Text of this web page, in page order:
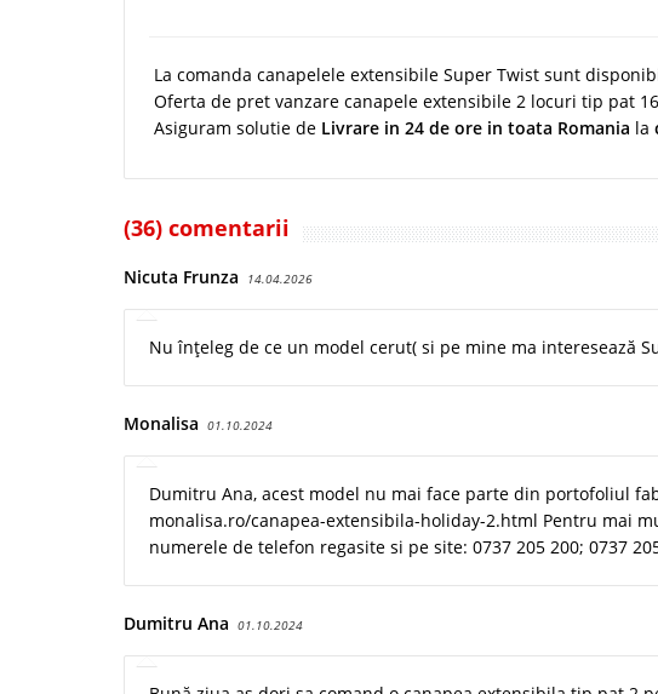
La comanda canapelele extensibile Super Twist sunt
Oferta de pret vanzare canapele extensibile 2 locuri tip pat
Asiguram solutie de Livrare in 24 de ore in toata Romania la
(36) comentarii
Nicuta Frunza 14.04.2026
Nu înțeleg de ce un model cerut( si pe mine ma interesează
Monalisa 01.10.2024
Dumitru Ana, acest model nu mai face parte din portofoliul
monalisa.ro/canapea-extensibila-holiday-2.html Pentru mai
numerele de telefon regasite si pe site: 0737 205 200; 0737
Dumitru Ana 01.10.2024